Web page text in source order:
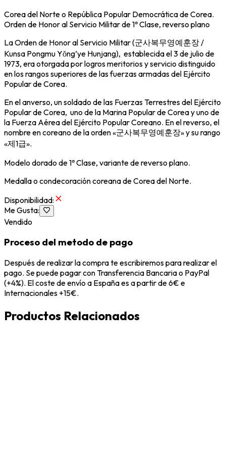
Corea del Norte o República Popular Democrática de Corea.
Orden de Honor al Servicio Militar de 1ª Clase, reverso plano
La Orden de Honor al Servicio Militar (군사복무영예훈장 /
Kunsa Pongmu Yŏng’ye Hunjang), establecida el 3 de julio de
1973, era otorgada por logros meritorios y servicio distinguido
en los rangos superiores de las fuerzas armadas del Ejército
Popular de Corea.
En el anverso, un soldado de las Fuerzas Terrestres del Ejército
Popular de Corea, uno de la Marina Popular de Corea y uno de
la Fuerza Aérea del Ejército Popular Coreano. En el reverso, el
nombre en coreano de la orden «군사복무영예훈장» y su rango
«제1급».
Modelo dorado de 1ª Clase, variante de reverso plano.
Medalla o condecoración coreana de Corea del Norte.
Disponibilidad:
Me Gusta:
Vendido
Proceso del metodo de pago
Después de realizar la compra te escribiremos para realizar el
pago. Se puede pagar con Transferencia Bancaria o PayPal
(+4%). El coste de envío a España es a partir de 6€ e
Internacionales +15€.
Productos Relacionados